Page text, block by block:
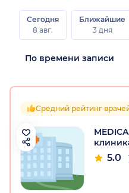
Сегодня
8 авг.
Ближайшие
3 дня
Средний рейтинг
5.0